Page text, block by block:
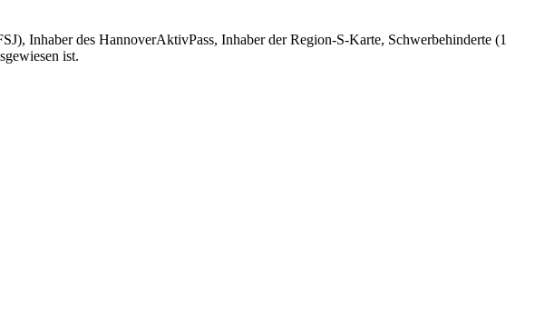
Inhaber des HannoverAktivPass, Inhaber der Region-S-Karte, Schwerbehinderte (1
ist.